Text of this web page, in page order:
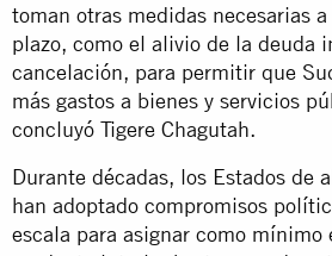
toman otras medidas necesarias
plazo, como el alivio de la deuda
cancelación, para permitir que
más gastos a bienes y servicios
concluyó Tigere Chagutah.
Durante décadas, los Estados de
han adoptado compromisos
escala para asignar como mínimo